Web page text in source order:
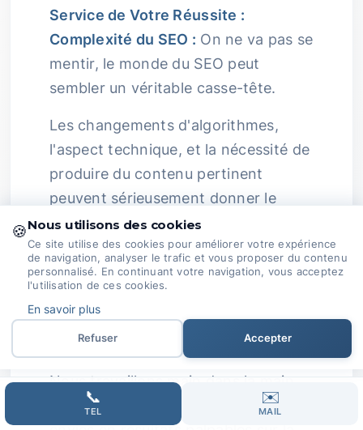
Service de Votre Réussite :
Complexité du SEO : On ne va pas se
mentir, le monde du SEO peut
sembler un véritable casse-tête.
Les changements d'algorithmes,
l'aspect technique, et la nécessité de
produire du contenu pertinent
peuvent sérieusement donner le
tournis.Expertise Passionnée :
Chez Domoveillance, notre passion
pour le SEO est telle qu’on pourrait
restons à l’affût des évolutions du
secteur pour ajuster nos stratégies.
Nous travaillons main dans la main
avec vous pour transformer vos
📞
TEL
✉️
MAIL
🍪Nous utilisons des cookies
Ce site utilise des cookies pour améliorer votre expérience
de navigation, analyser le trafic et vous proposer du contenu
personnalisé. En continuant votre navigation, vous acceptez
l'utilisation de ces cookies.
En savoir plus
Refuser Accepter